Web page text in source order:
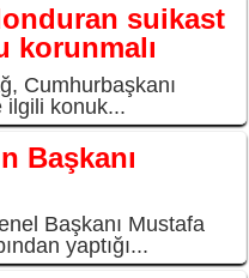
suikast
korunmalı
Cumhurbaşkanı
ilgili konuk...
Başkanı
Başkanı Mustafa
yaptığı...